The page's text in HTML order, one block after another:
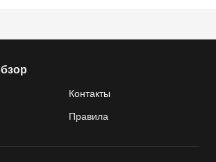
Контакты
Правила